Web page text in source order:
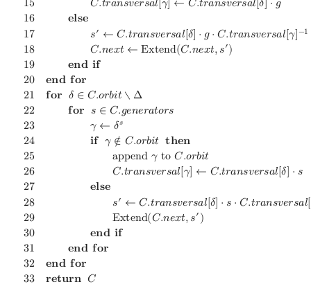
15 𝐶.𝑡𝑟𝑎𝑛𝑠𝑣𝑒𝑟𝑠𝑎𝑙[𝛾] ← 𝐶.𝑡𝑟𝑎𝑛𝑠𝑣𝑒𝑟𝑠𝑎𝑙[𝛿] ⋅ 𝑔
16 𝐞𝐥𝐬𝐞
17 𝑠′ ← 𝐶.𝑡𝑟𝑎𝑛𝑠𝑣𝑒𝑟𝑠𝑎𝑙[𝛿] ⋅ 𝑔⋅ 𝐶.𝑡𝑟𝑎𝑛𝑠𝑣𝑒𝑟𝑠𝑎𝑙[𝛾]−1
18 𝐶.𝑛𝑒𝑥𝑡 ← Extend(𝐶.𝑛𝑒𝑥𝑡,𝑠′)
19 𝐞𝐧𝐝 𝐢𝐟
20 𝐞𝐧𝐝 𝐟𝐨𝐫
21 𝐟𝐨𝐫 𝛿 ∈ 𝐶.𝑜𝑟𝑏𝑖𝑡 ∖ Δ
22 𝐟𝐨𝐫 𝑠 ∈ 𝐶.𝑔𝑒𝑛𝑒𝑟𝑎𝑡𝑜𝑟𝑠
23 𝛾 ← 𝛿𝑠
24 𝐢𝐟 𝛾 ∉ 𝐶.𝑜𝑟𝑏𝑖𝑡 𝐭𝐡𝐞𝐧
25 append 𝛾 to 𝐶.𝑜𝑟𝑏𝑖𝑡
26 𝐶.𝑡𝑟𝑎𝑛𝑠𝑣𝑒𝑟𝑠𝑎𝑙[𝛾] ← 𝐶.𝑡𝑟𝑎𝑛𝑠𝑣𝑒𝑟𝑠𝑎𝑙[𝛿] ⋅ 𝑠
27 𝐞𝐥𝐬𝐞
28 𝑠′ ← 𝐶.𝑡𝑟𝑎𝑛𝑠𝑣𝑒𝑟𝑠𝑎𝑙[𝛿] ⋅ 𝑠 ⋅ 𝐶.𝑡𝑟𝑎𝑛𝑠𝑣𝑒𝑟𝑠𝑎𝑙[
29 Extend(𝐶.𝑛𝑒𝑥𝑡,𝑠′)
30 𝐞𝐧𝐝 𝐢𝐟
31 𝐞𝐧𝐝 𝐟𝐨𝐫
32 𝐞𝐧𝐝 𝐟𝐨𝐫
33 𝐫𝐞𝐭𝐮𝐫𝐧 𝐶